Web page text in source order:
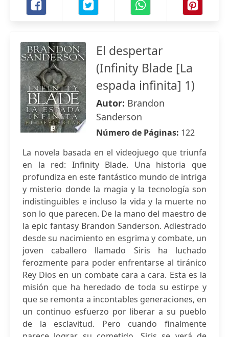
El despertar
(Infinity Blade [La
espada infinita] 1)
Autor: Brandon
Sanderson
Número de Páginas: 122
La novela basada en el videojuego que triunfa
en la red: Infinity Blade. Una historia que
profundiza en este fantástico mundo de intriga
y misterio donde la magia y la tecnología son
indistinguibles e incluso la vida y la muerte no
son lo que parecen. De la mano del maestro de
la epic fantasy Brandon Sanderson. Adiestrado
desde su nacimiento en esgrima y combate, un
joven caballero llamado Siris ha luchado
ferozmente para poder enfrentarse al tiránico
Rey Dios en un combate cara a cara. Esta es la
misión que ha heredado de toda su estirpe y
que se remonta a incontables generaciones, en
un continuo esfuerzo por liberar a su pueblo
de la esclavitud. Pero cuando finalmente